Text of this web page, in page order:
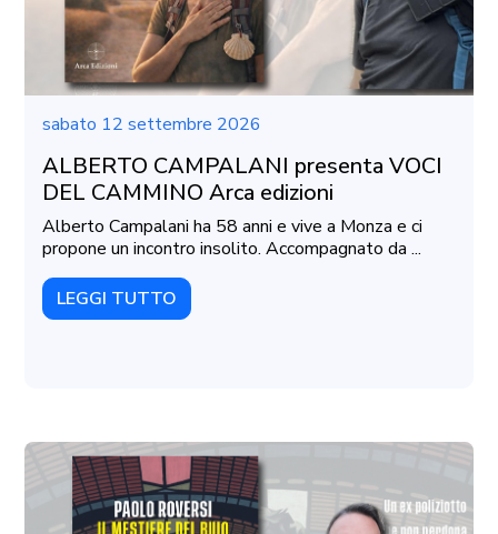
sabato 12 settembre 2026
ALBERTO CAMPALANI presenta VOCI
DEL CAMMINO Arca edizioni
Alberto Campalani ha 58 anni e vive a Monza e ci
propone un incontro insolito. Accompagnato da ...
LEGGI TUTTO